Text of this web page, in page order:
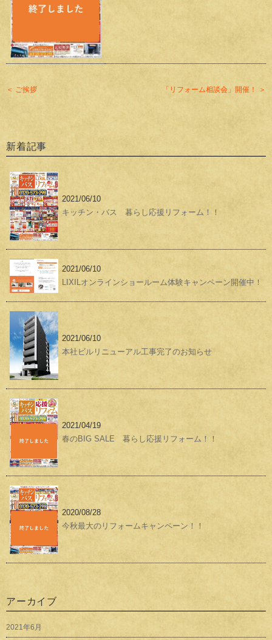
＜ ご挨拶 「リフォーム相談会」開催！ ＞
新着記事
2021/06/10
キッチン・バス 暮らし応援リフォーム！！
2021/06/10
LIXILオンラインショールーム体験キャンペーン開催中！
2021/06/10
本社ビルリニューアル工事完了のお知らせ
2021/04/19
春のBIG SALE 暮らし応援リフォーム！！
2020/08/28
今秋最大のリフォームキャンペーン！！
アーカイブ
2021年6月